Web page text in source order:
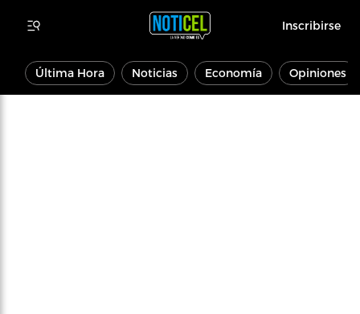
Inscribirse
Última Hora Noticias Economía Opiniones